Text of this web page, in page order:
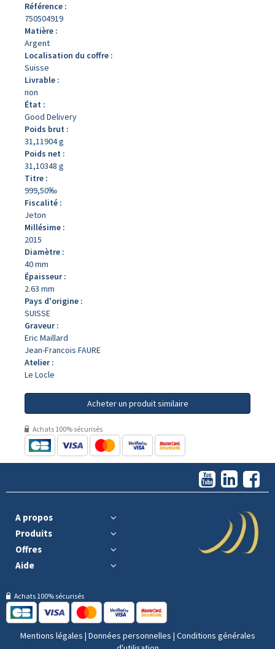
Référence :
750504919
Matière :
Argent
Localisation du coffre :
Suisse
Livrable :
non
État :
Good Delivery
Poids brut :
31,11904 g
Poids net :
31,10348 g
Titre :
999,50‰
Fiscalité :
Jeton
Millésime :
2015
Diamètre :
40 mm
Épaisseur :
2.63 mm
Pays d'origine :
SUISSE
Graveur :
Eric Maillard
Jean-Francois FAURE
Atelier :
Le Locle
Acheter un produit similaire
Achats 100% sécurisés
A propos
Produits
Offres
Aide
Achats 100% sécurisés
Mentions légales | Données personnelles | Conditions générales